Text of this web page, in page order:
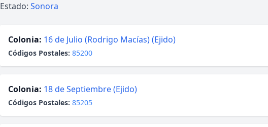
Estado: Sonora
Colonia: 16 de Julio (Rodrigo Macías) (Ejido)
Códigos Postales: 85200
Colonia: 18 de Septiembre (Ejido)
Códigos Postales: 85205